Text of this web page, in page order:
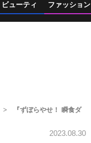
ビューティ ファッション
『ずぼらやせ！ 瞬食ダ
2023.08.30